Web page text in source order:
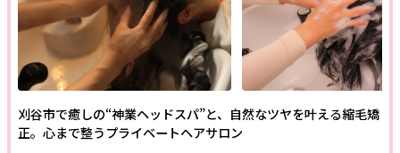
刈谷市で癒しの“神業ヘッドスパ”と、自然なツヤを叶える縮毛矯
正。心まで整うプライベートヘアサロン